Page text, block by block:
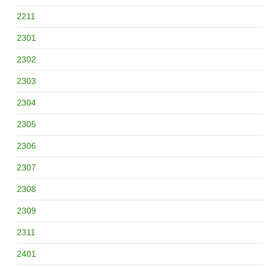
2211
2301
2302
2303
2304
2305
2306
2307
2308
2309
2311
2401